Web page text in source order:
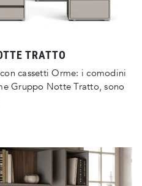
TRATTO
cassetti Orme: i comodini
Gruppo Notte Tratto, sono